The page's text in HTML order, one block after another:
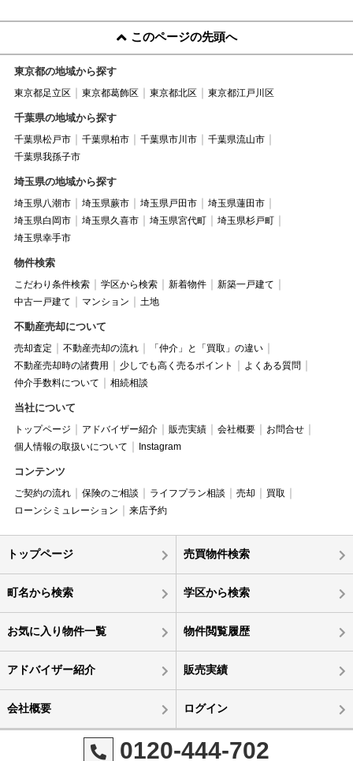
このページの先頭へ
東京都の地域から探す
東京都足立区 東京都葛飾区 東京都北区 東京都江戸川区
千葉県の地域から探す
千葉県松戸市 千葉県柏市 千葉県市川市
千葉県流山市
千葉県我孫子市
埼玉県の地域から探す
埼玉県八潮市 埼玉県蕨市 埼玉県戸田市
埼玉県蓮田市
埼玉県白岡市
埼玉県久喜市 埼玉県宮代町
埼玉県杉戸町
埼玉県幸手市
物件検索
こだわり条件検索 学区から検索 新着物件
新築一戸建て
中古一戸建て
マンション 土地
不動産売却について
売却査定 不動産売却の流れ
「仲介」と「買取」の違い
不動産売却時の諸費用
少しでも高く売るポイント
よくある質問
仲介手数料について
相続相談
当社について
トップページ アドバイザー紹介 販売実績 会社概要
お問合せ
個人情報の取扱いについて
Instagram
コンテンツ
ご契約の流れ 保険のご相談 ライフプラン相談 売却
買取
ローンシミュレーション
来店予約
トップページ 売買物件検索
町名から検索 学区から検索
お気に入り物件一覧 物件閲覧履歴
アドバイザー紹介 販売実績
会社概要 ログイン
0120-444-702